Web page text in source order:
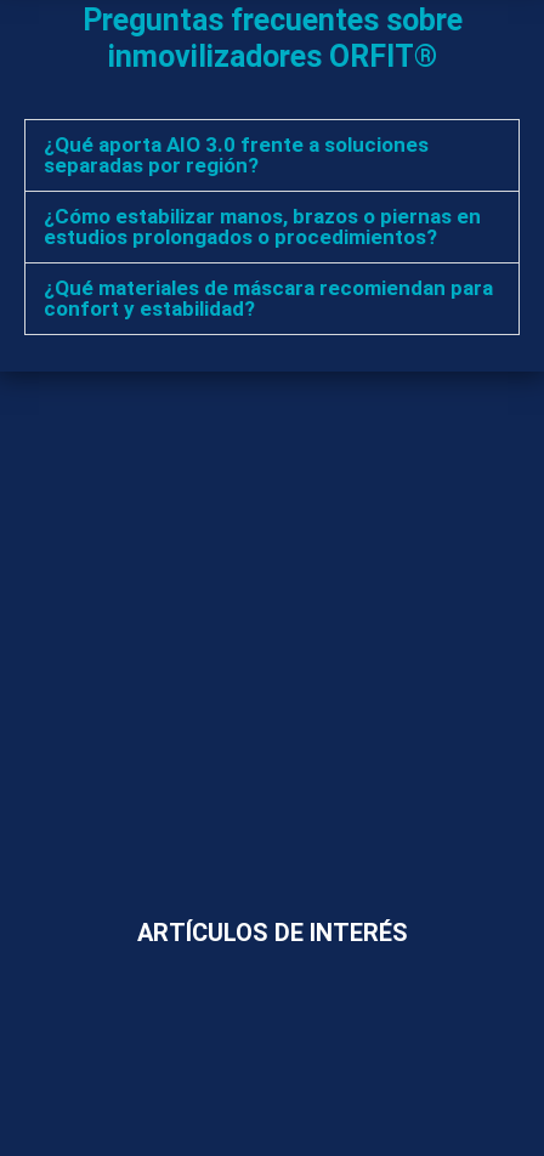
Preguntas frecuentes sobre
inmovilizadores ORFIT®
¿Qué aporta AIO 3.0 frente a soluciones
separadas por región?
¿Cómo estabilizar manos, brazos o piernas en
estudios prolongados o procedimientos?
¿Qué materiales de máscara recomiendan para
confort y estabilidad?
ARTÍCULOS DE INTERÉS